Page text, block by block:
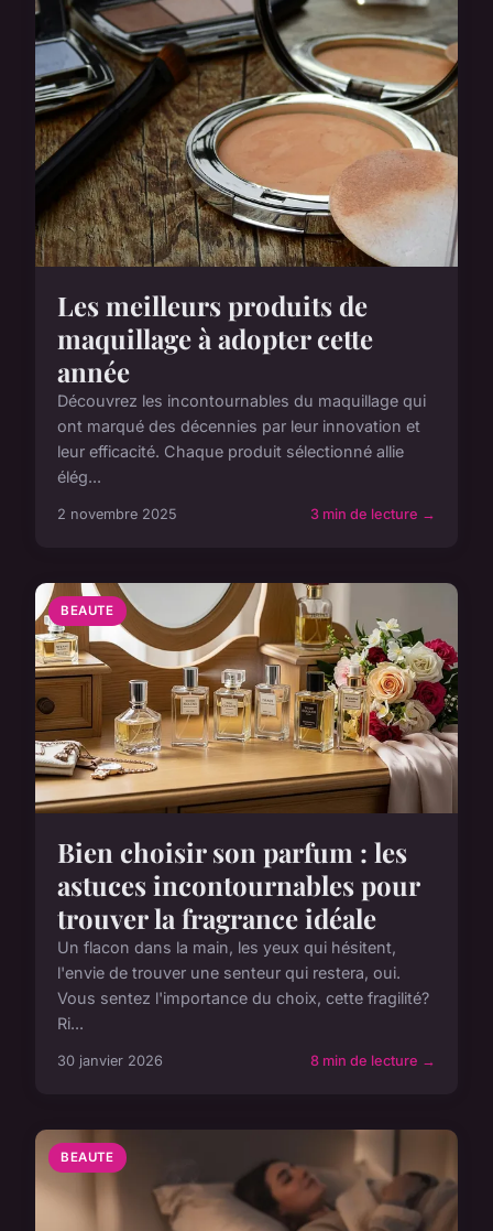
Les meilleurs produits de
maquillage à adopter cette
année
Découvrez les incontournables du maquillage qui
ont marqué des décennies par leur innovation et
leur efficacité. Chaque produit sélectionné allie
élég...
2 novembre 2025 3 min de lecture →
BEAUTE
Bien choisir son parfum : les
astuces incontournables pour
trouver la fragrance idéale
Un flacon dans la main, les yeux qui hésitent,
l'envie de trouver une senteur qui restera, oui.
Vous sentez l'importance du choix, cette fragilité?
Ri...
30 janvier 2026 8 min de lecture →
BEAUTE